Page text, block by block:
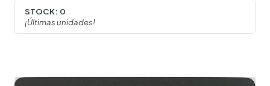
STOCK: 0
¡Últimas unidades!